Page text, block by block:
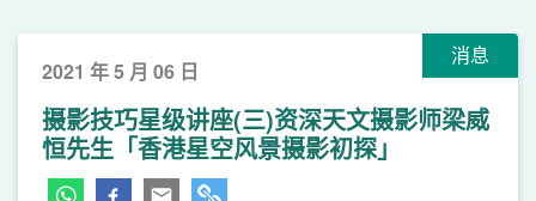
消息
2021 年 5 月 06 日
摄影技巧星级讲座(三)资深天文摄影师梁威
恒先生「香港星空风景摄影初探」